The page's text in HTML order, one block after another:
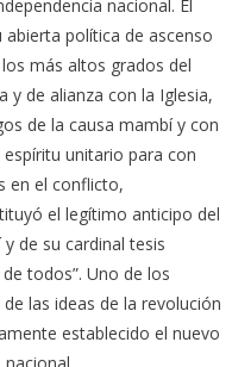
nacional. El
política de ascenso
más altos grados del
y de alianza con la Iglesia,
de la causa mambí y con
unitario para con
en el conflicto,
el legítimo anticipo del
de su cardinal tesis
todos”. Uno de los
las ideas de la revolución
establecido el nuevo